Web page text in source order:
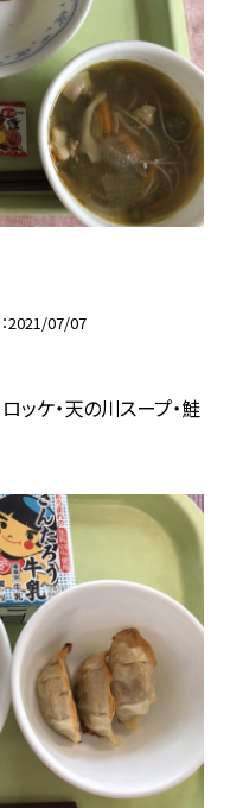
2021/07/07
ッケ・天の川スープ・鮭